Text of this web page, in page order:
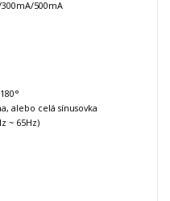
500mA
alebo celá sínusovka
~ 65Hz)